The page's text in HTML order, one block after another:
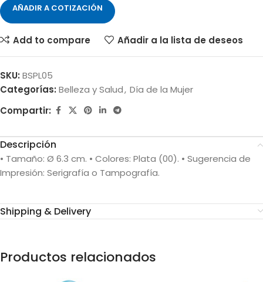
AÑADIR A COTIZACIÓN
Add to compare Añadir a la lista de deseos
SKU: BSPL05
Categorías: Belleza y Salud, Día de la Mujer
Compartir:
Descripción
• Tamaño: Ø 6.3 cm. • Colores: Plata (00). • Sugerencia de
Impresión: Serigrafía o Tampografía.
Shipping & Delivery
Productos relacionados